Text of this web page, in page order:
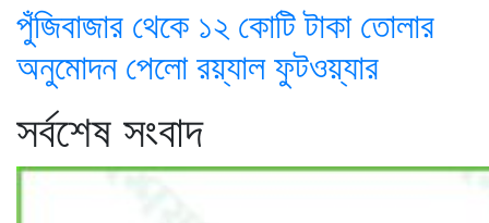
পুঁজিবাজার থেকে ১২ কোটি টাকা তোলার
অনুমোদন পেলো রয়্যাল ফুটওয়্যার
সর্বশেষ সংবাদ